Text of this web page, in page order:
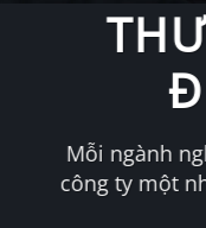
Mỗi ngành
công ty một